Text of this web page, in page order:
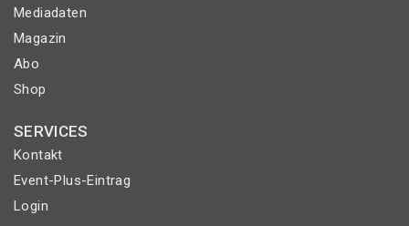
Mediadaten
Magazin
Abo
Shop
SERVICES
Kontakt
Event-Plus-Eintrag
Login